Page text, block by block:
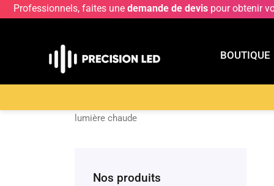
Professionnels, faites une demande de devis pour obtenir
BOUTIQUE
lumière chaude
Nos produits